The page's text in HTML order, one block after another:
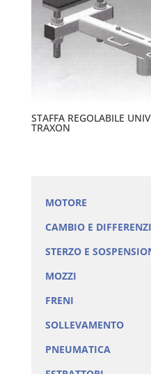
STAFFA REGOLABILE
TRAXON
MOTORE
CAMBIO E
STERZO E
MOZZI
FRENI
SOLLEVAMENTO
PNEUMATICA